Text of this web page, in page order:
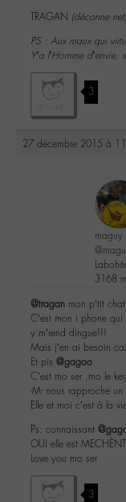
TRAGAN (déconne net)
PS : Aux maux qui
Y’a l’Homme d’envie,
3
27 décembre 2015 à
maguy
3168
@tragan mon p’tit chat
C’est mon i phone qui
y m’rend dingue!!!
Mais j’en ai besoin
Et pis @gagoo
C’est mo ser ,mo le
-M- nous rapproche
Elle et moi c’est à la
Ps: connaissant
OUI elle est
Love you mo ser
3